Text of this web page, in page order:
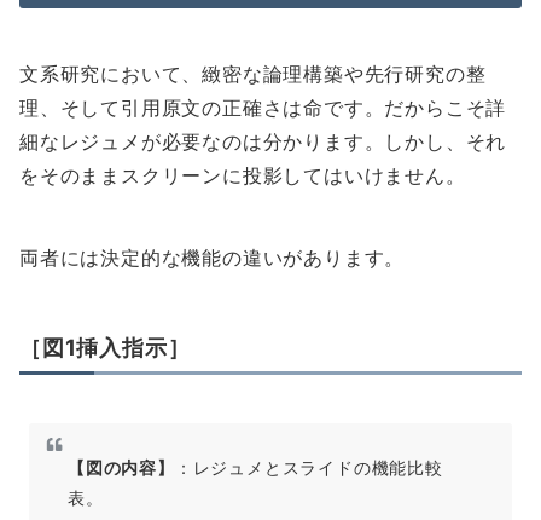
文系研究において、緻密な論理構築や先行研究の整
理、そして引用原文の正確さは命です。だからこそ詳
細なレジュメが必要なのは分かります。しかし、それ
をそのままスクリーンに投影してはいけません。
両者には決定的な機能の違いがあります。
［図1挿入指示］
【図の内容】
：レジュメとスライドの機能比較
表。